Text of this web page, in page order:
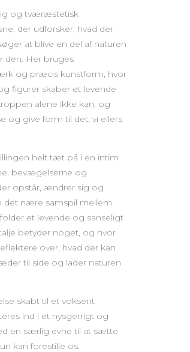
og tværæstetisk
der udforsker, hvad der
at blive en del af naturen
den. Her bruges
og præcis kunstform, hvor
figurer skaber et levende
alene ikke kan, og
og give form til det, vi ellers
helt tæt på i en intim
bevægelserne og
opstår, ændrer sig og
det nære samspil mellem
et levende og sanseligt
betyder noget, og hvor
over, hvad der kan
til side og lader naturen
skabt til et voksent
ind i et nysgerrigt og
en særlig evne til at sætte
kan forestille os.